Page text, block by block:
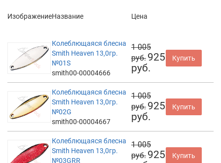
ИзображениеНазвание Цена
Колеблющаяся блесна
Smith Heaven 13,0гр.
№01S
smith00-00004666
1 005
руб. 925
руб.
Купить
Колеблющаяся блесна
Smith Heaven 13,0гр.
№02G
smith00-00004667
1 005
руб. 925
руб.
Купить
Колеблющаяся блесна
Smith Heaven 13,0гр.
№03GRR
1 005
руб. 925
Купить